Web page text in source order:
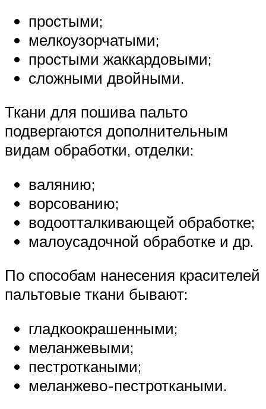
простыми;
мелкоузорчатыми;
простыми жаккардовыми;
сложными двойными.
Ткани для пошива пальто
подвергаются дополнительным
видам обработки, отделки:
валянию;
ворсованию;
водоотталкивающей обработке;
малоусадочной обработке и др.
По способам нанесения красителей
пальтовые ткани бывают:
гладкоокрашенными;
меланжевыми;
пестроткаными;
меланжево-пестроткаными.